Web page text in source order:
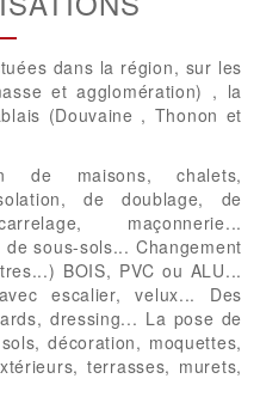
dans la région, sur les
et agglomération) , la
(Douvaine , Thonon et
de maisons, chalets,
de doublage, de
maçonnerie...
sous-sols... Changement
BOIS, PVC ou ALU...
escalier, velux... Des
dressing... La pose de
décoration, moquettes,
terrasses, murets,